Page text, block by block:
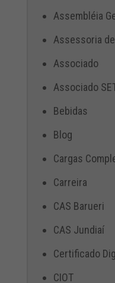
Assembléia
Assessoria
Associado
Associado
Bebidas
Blog
Cargas
Carreira
CAS Barueri
CAS Jundiaí
Certificado
CIOT